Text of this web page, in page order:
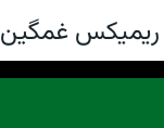
ریمیکس غمگین